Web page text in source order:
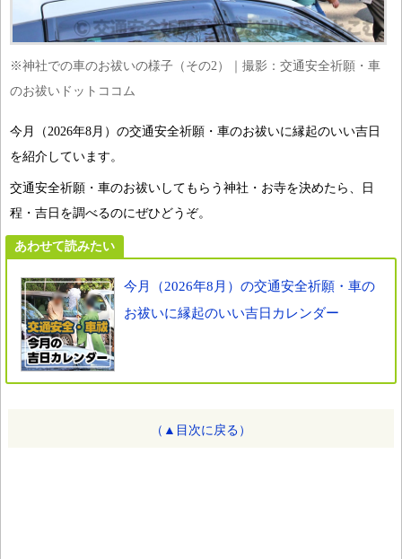
※神社での車のお祓いの様子（その2）｜撮影：交通安全祈願・車
のお祓いドットココム
今月（2026年8月）の交通安全祈願・車のお祓いに縁起のいい吉日
を紹介しています。
交通安全祈願・車のお祓いしてもらう神社・お寺を決めたら、日
程・吉日を調べるのにぜひどうぞ。
あわせて読みたい
今月（2026年8月）の交通安全祈願・車の
お祓いに縁起のいい吉日カレンダー
（▲目次に戻る）